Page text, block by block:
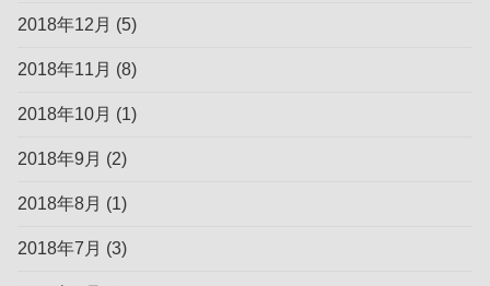
2018年12月 (5)
2018年11月 (8)
2018年10月 (1)
2018年9月 (2)
2018年8月 (1)
2018年7月 (3)